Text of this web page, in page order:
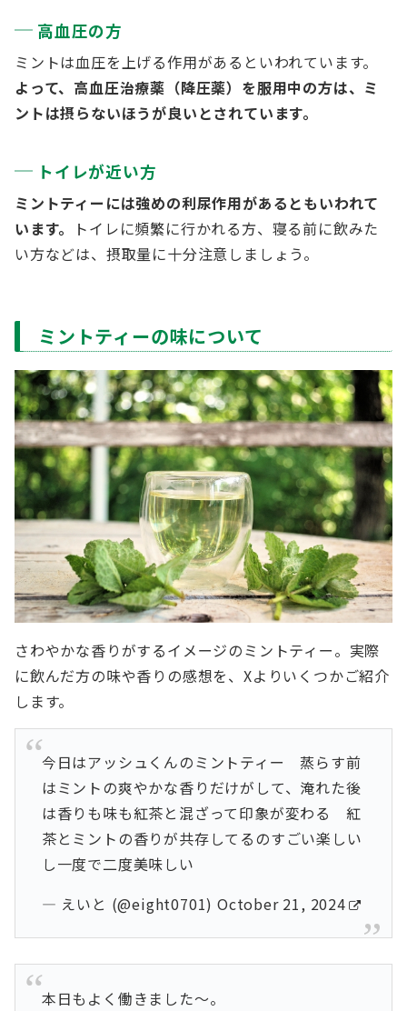
高血圧の方
ミントは血圧を上げる作用があるといわれています。
よって、高血圧治療薬（降圧薬）を服用中の方は、ミ
ントは摂らないほうが良いとされています。
トイレが近い方
ミントティーには強めの利尿作用があるともいわれて
います。
トイレに頻繁に行かれる方、寝る前に飲みた
い方などは、摂取量に十分注意しましょう。
ミントティーの味について
さわやかな香りがするイメージのミントティー。実際
に飲んだ方の味や香りの感想を、Xよりいくつかご紹介
します。
今日はアッシュくんのミントティー 蒸らす前
はミントの爽やかな香りだけがして、淹れた後
は香りも味も紅茶と混ざって印象が変わる 紅
茶とミントの香りが共存してるのすごい楽しい
し一度で二度美味しい
— えいと (@eight0701) October 21, 2024
本日もよく働きました〜。